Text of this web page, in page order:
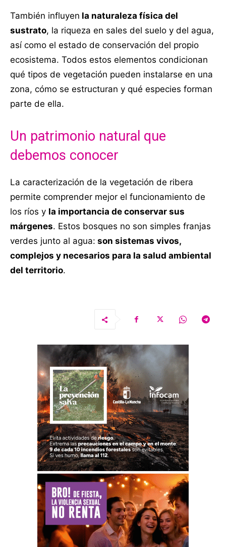
También influyen la naturaleza física del
sustrato, la riqueza en sales del suelo y del agua,
así como el estado de conservación del propio
ecosistema. Todos estos elementos condicionan
qué tipos de vegetación pueden instalarse en una
zona, cómo se estructuran y qué especies forman
parte de ella.
Un patrimonio natural que
debemos conocer
La caracterización de la vegetación de ribera
permite comprender mejor el funcionamiento de
los ríos y la importancia de conservar sus
márgenes. Estos bosques no son simples franjas
verdes junto al agua: son sistemas vivos,
complejos y necesarios para la salud ambiental
del territorio.